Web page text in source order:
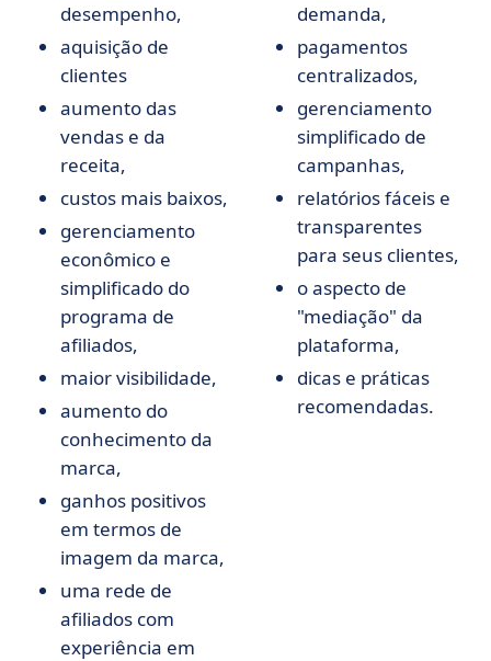
desempenho,
aquisição de
clientes
aumento das
vendas e da
receita,
custos mais baixos,
gerenciamento
econômico e
simplificado do
programa de
afiliados,
maior visibilidade,
aumento do
conhecimento da
marca,
ganhos positivos
em termos de
imagem da marca,
uma rede de
afiliados com
experiência em
demanda,
pagamentos
centralizados,
gerenciamento
simplificado de
campanhas,
relatórios fáceis e
transparentes
para seus clientes,
o aspecto de
"mediação" da
plataforma,
dicas e práticas
recomendadas.